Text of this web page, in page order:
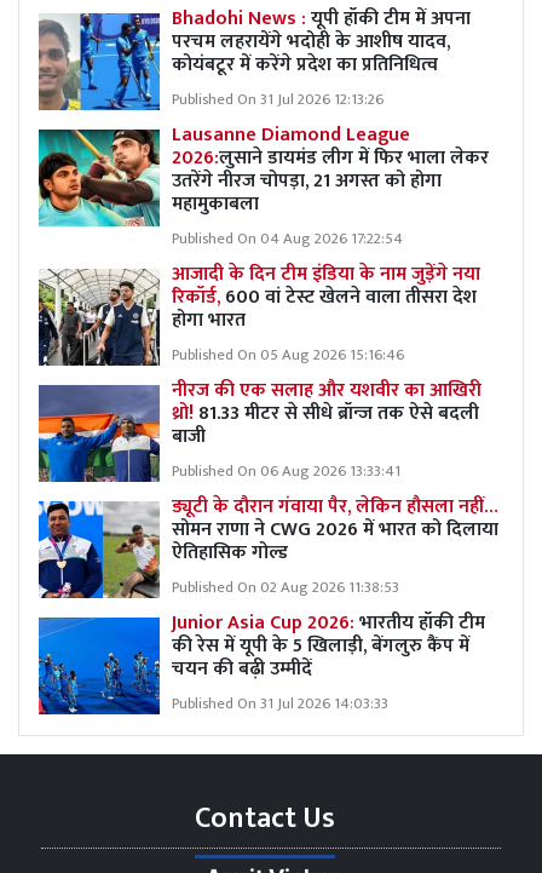
Bhadohi News :यूपी हॉकी टीम में अपना
परचम लहरायेंगे भदोही के आशीष यादव,
कोयंबटूर में करेंगे प्रदेश का प्रतिनिधित्व
Published On 31 Jul 2026 12:13:26
Lausanne Diamond League
2026:लुसाने डायमंड लीग में फिर भाला लेकर
उतरेंगे नीरज चोपड़ा, 21 अगस्त को होगा
महामुकाबला
Published On 04 Aug 2026 17:22:54
आजादी के दिन टीम इंडिया के नाम जुड़ेंगे नया
रिकॉर्ड,600 वां टेस्ट खेलने वाला तीसरा देश
होगा भारत
Published On 05 Aug 2026 15:16:46
नीरज की एक सलाह और यशवीर का आखिरी
थ्रो! 81.33 मीटर से सीधे ब्रॉन्ज तक ऐसे बदली
बाजी
Published On 06 Aug 2026 13:33:41
ड्यूटी के दौरान गंवाया पैर, लेकिन हौसला नहीं…
सोमन राणा ने CWG 2026 में भारत को दिलाया
ऐतिहासिक गोल्ड
Published On 02 Aug 2026 11:38:53
Junior Asia Cup 2026:भारतीय हॉकी टीम
की रेस में यूपी के 5 खिलाड़ी, बेंगलुरु कैंप में
चयन की बढ़ी उम्मीदें
Published On 31 Jul 2026 14:03:33
Contact Us